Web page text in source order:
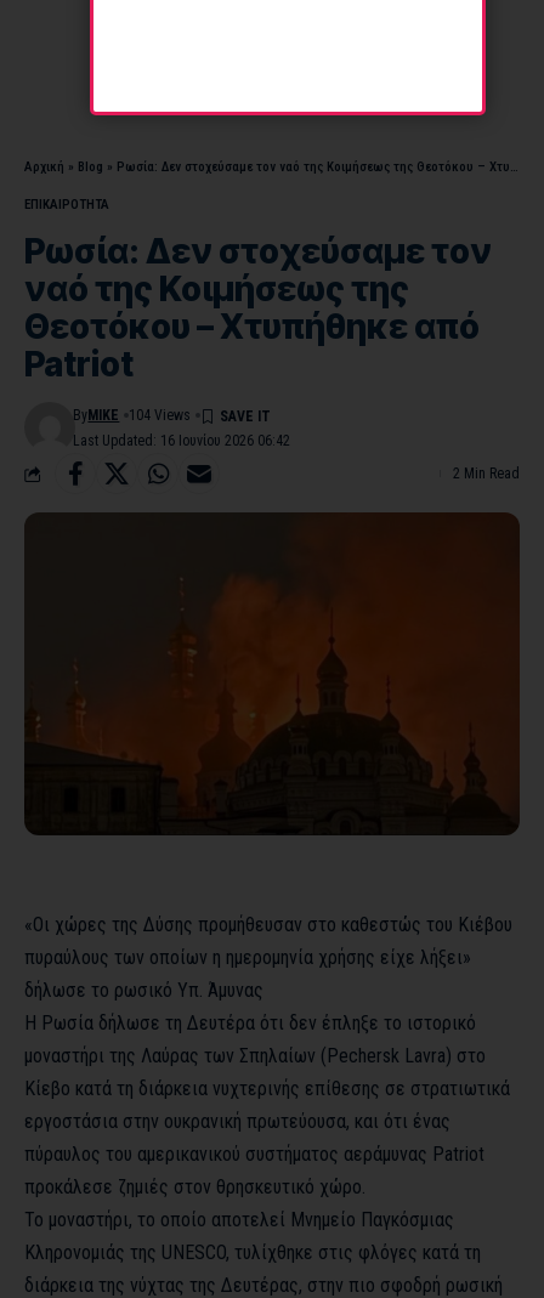
Αρχική » Blog » Ρωσία: Δεν στοχεύσαμε τον ναό της Κοιμήσεως της Θεοτόκου – Χτυπήθηκε από Patriot
ΕΠΙΚΑΙΡΟΤΗΤΑ
Ρωσία: Δεν στοχεύσαμε τον
ναό της Κοιμήσεως της
Θεοτόκου – Χτυπήθηκε από
Patriot
Last Updated: 16 Ιουνίου 2026 06:42
By MIKE 104 Views
2 Min Read
«Οι χώρες της Δύσης προμήθευσαν στο καθεστώς του Κιέβου
πυραύλους των οποίων η ημερομηνία χρήσης είχε λήξει»
δήλωσε το ρωσικό Υπ. Άμυνας
Η Ρωσία δήλωσε τη Δευτέρα ότι δεν έπληξε το ιστορικό
μοναστήρι της Λαύρας των Σπηλαίων (Pechersk Lavra) στο
Κίεβο κατά τη διάρκεια νυχτερινής επίθεσης σε στρατιωτικά
εργοστάσια στην ουκρανική πρωτεύουσα, και ότι ένας
πύραυλος του αμερικανικού συστήματος αεράμυνας Patriot
προκάλεσε ζημιές στον θρησκευτικό χώρο.
Το μοναστήρι, το οποίο αποτελεί Μνημείο Παγκόσμιας
Κληρονομιάς της UNESCO, τυλίχθηκε στις φλόγες κατά τη
διάρκεια της νύχτας της Δευτέρας, στην πιο σφοδρή ρωσική